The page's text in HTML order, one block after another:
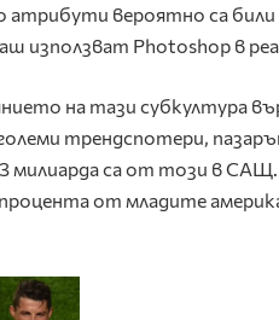
вероятно са
използват Photoshop в
на тази субкултура
трендспотери,
милиарда са от този в
от младите